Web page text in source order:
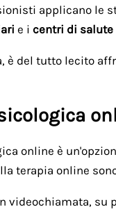
applicano le
e i centri di
è del tutto lecito
online è
terapia online
videochiamata, su